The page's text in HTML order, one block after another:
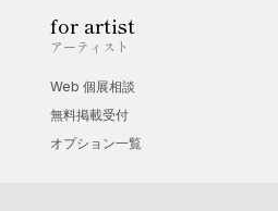
for artist
アーティスト
Web 個展相談
無料掲載受付
オプション一覧